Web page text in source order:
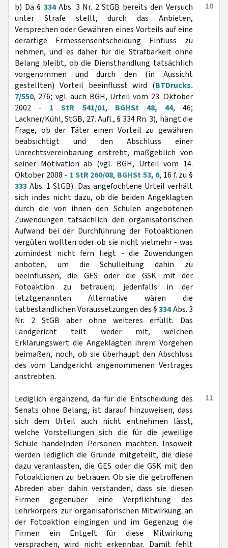
10
b) Da § 334Abs. 3 Nr. 2 StGB bereits den Versuch
unter Strafe stellt, durch das Anbieten,
Versprechen oder Gewähren eines Vorteils auf eine
derartige Ermessensentscheidung Einfluss zu
nehmen, und es daher für die Strafbarkeit ohne
Belang bleibt, ob die Diensthandlung tatsächlich
vorgenommen und durch den (in Aussicht
gestellten) Vorteil beeinflusst wird (BTDrucks.
7/550, 276; vgl. auch BGH, Urteil vom 23. Oktober
2002 - 1 StR 541/01, BGHSt 48, 44, 46;
Lackner/Kühl, StGB, 27. Aufl., § 334 Rn. 3), hängt die
Frage, ob der Täter einen Vorteil zu gewähren
beabsichtigt und den Abschluss einer
Unrechtsvereinbarung erstrebt, maßgeblich von
seiner Motivation ab (vgl. BGH, Urteil vom 14.
Oktober 2008 - 1 StR 260/08, BGHSt 53, 6, 16 f. zu §
333 Abs. 1 StGB). Das angefochtene Urteil verhält
sich indes nicht dazu, ob die beiden Angeklagten
durch die von ihnen den Schulen angebotenen
Zuwendungen tatsächlich den organisatorischen
Aufwand bei der Durchführung der Fotoaktionen
vergüten wollten oder ob sie nicht vielmehr - was
zumindest nicht fern liegt - die Zuwendungen
anboten, um die Schulleitung dahin zu
beeinflussen, die GES oder die GSK mit der
Fotoaktion zu betrauen; jedenfalls in der
letztgenannten Alternative wären die
tatbestandlichen Voraussetzungen des §334Abs. 3
Nr. 2 StGB aber ohne weiteres erfüllt. Das
Landgericht teilt weder mit, welchen
Erklärungswert die Angeklagten ihrem Vorgehen
beimaßen, noch, ob sie überhaupt den Abschluss
des vom Landgericht angenommenen Vertrages
anstrebten.
11
Lediglich ergänzend, da für die Entscheidung des
Senats ohne Belang, ist darauf hinzuweisen, dass
sich dem Urteil auch nicht entnehmen lässt,
welche Vorstellungen sich die für die jeweilige
Schule handelnden Personen machten. Insoweit
werden lediglich die Gründe mitgeteilt, die diese
dazu veranlassten, die GES oder die GSK mit den
Fotoaktionen zu betrauen. Ob sie die getroffenen
Abreden aber dahin verstanden, dass sie diesen
Firmen gegenüber eine Verpflichtung des
Lehrkörpers zur organisatorischen Mitwirkung an
der Fotoaktion eingingen und im Gegenzug die
Firmen ein Entgelt für diese Mitwirkung
versprachen, wird nicht erkennbar. Damit fehlt